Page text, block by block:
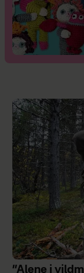
”Alene i